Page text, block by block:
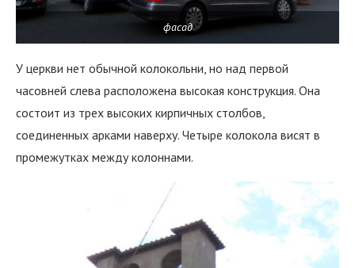
фасад
У церкви нет обычной колокольни, но над первой
часовней слева расположена высокая конструкция. Она
состоит из трех высоких кирпичных столбов,
соединенных арками наверху. Четыре колокола висят в
промежутках между колоннами.